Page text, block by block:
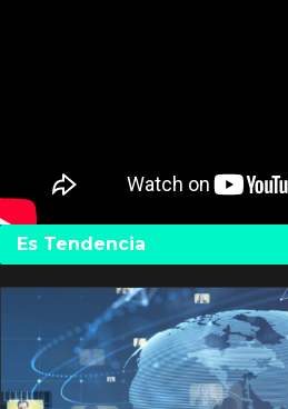
Es Tendencia